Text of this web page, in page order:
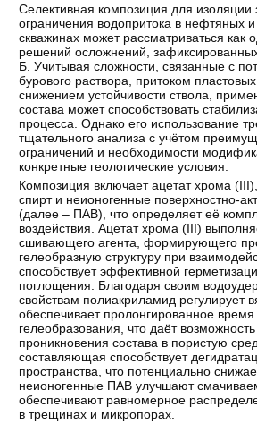
Селективная композиция для
ограничения водопритока в нефтяных и
скважинах может рассматриваться как
решений осложнений,
Б. Учитывая сложности, связанные с
бурового раствора, притоком
снижением устойчивости ствола,
состава может способствовать
процесса. Однако его использование
тщательного анализа с учётом
ограничений и необходимости
конкретные геологические условия.
Композиция включает ацетат хрома
спирт и неионогенные поверхностно-
(далее – ПАВ), что определяет её
воздействия. Ацетат хрома (III)
сшивающего агента, формирующего
гелеобразную структуру при
способствует эффективной
поглощения. Благодаря своим
свойствам полиакриламид регулирует
обеспечивает пролонгированное время
гелеобразования, что даёт возможность
проникновения состава в пористую
составляющая способствует
пространства, что потенциально
неионогенные ПАВ улучшают
обеспечивают равномерное
в трещинах и микропорах.